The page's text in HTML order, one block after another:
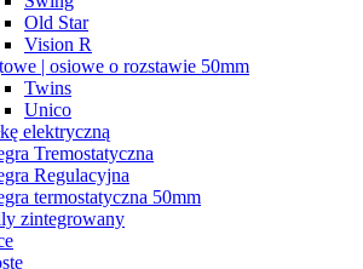
Old Star
Vision R
| osiowe o rozstawie 50mm
Twins
Unico
elektryczną
Tremostatyczna
Regulacyjna
termostatyczna 50mm
zintegrowany